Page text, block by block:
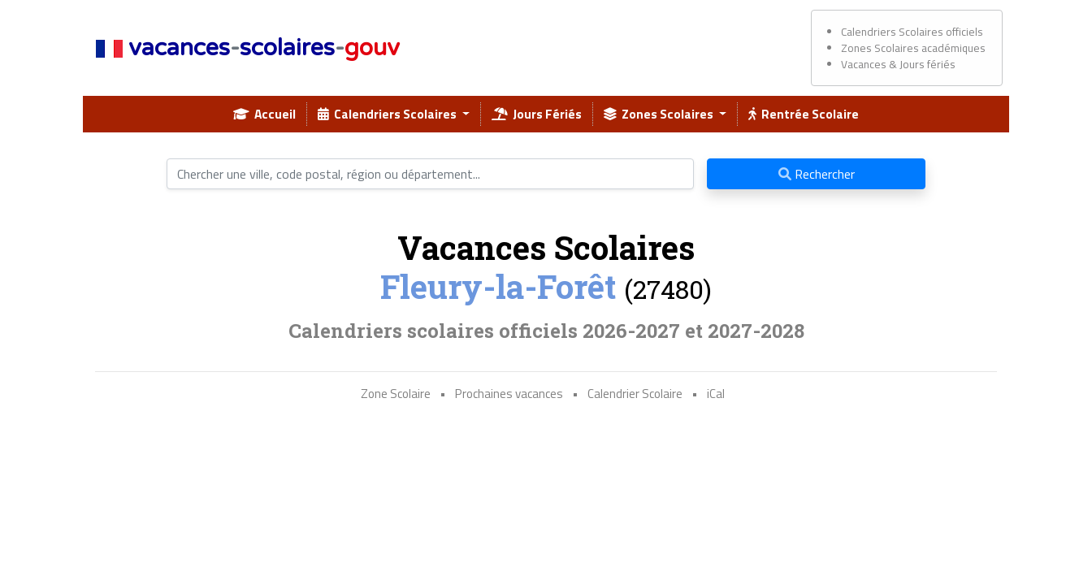
vacances-scolaires-gouv
Calendriers Scolaires officiels
Zones Scolaires académiques
Vacances & Jours fériés
Accueil Calendriers Scolaires Jours Fériés Zones Scolaires Rentrée Scolaire
Rechercher
Vacances Scolaires
Fleury-la-Forêt (27480)
Calendriers scolaires officiels 2026-2027 et 2027-2028
Zone Scolaire • Prochaines vacances • Calendrier Scolaire • iCal